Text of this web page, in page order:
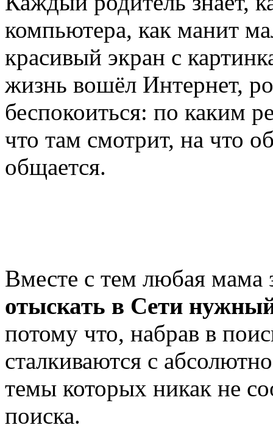
компьютера, как манит
красивый экран с
жизнь вошёл Интернет,
беспокоиться: по каким
что там смотрит, на что
общается.
Вместе с тем любая мама
отыскать в Сети
потому что, набрав в
сталкиваются с
темы которых никак не
поиска.